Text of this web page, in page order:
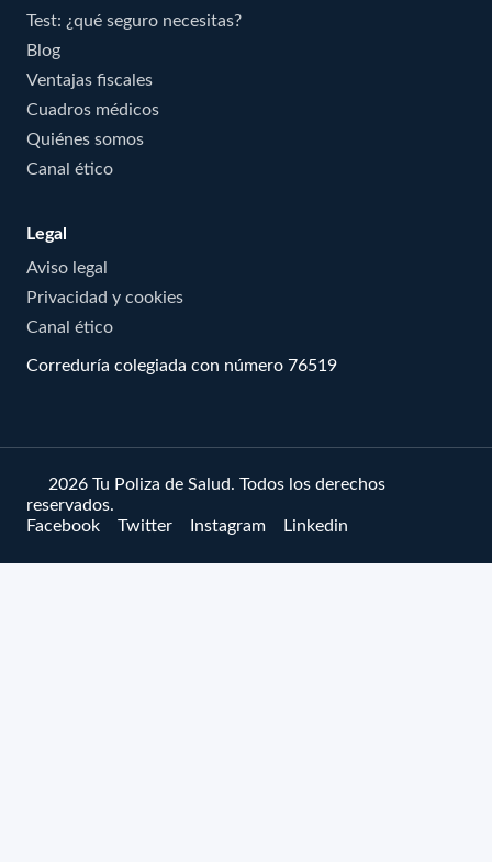
Test: ¿qué seguro necesitas?
Blog
Ventajas fiscales
Cuadros médicos
Quiénes somos
Canal ético
Legal
Aviso legal
Privacidad y cookies
Canal ético
Correduría colegiada con número 76519
© 2026 Tu Poliza de Salud. Todos los derechos
reservados.
Facebook
Twitter Instagram Linkedin